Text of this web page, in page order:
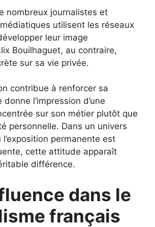
nombreux journalistes et
utilisent les réseaux
leur image
Bouilhaguet, au contraire,
sur sa vie privée.
contribue à renforcer sa
l’impression d’une
sur son métier plutôt que
personnelle. Dans un univers
permanente est
cette attitude apparaît
différence.
dans le
français